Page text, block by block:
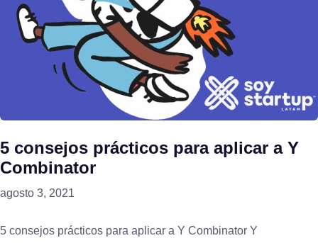
5 consejos prácticos para aplicar a Y
Combinator
agosto 3, 2021
5 consejos prácticos para aplicar a Y Combinator Y